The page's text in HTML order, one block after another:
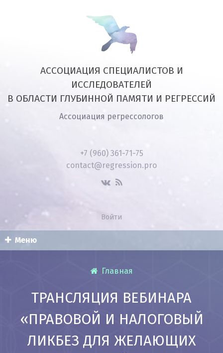
+7 (960) 361-71-75
contact@regression.pro
АССОЦИАЦИЯ СПЕЦИАЛИСТОВ И
ИССЛЕДОВАТЕЛЕЙ
В ОБЛАСТИ ГЛУБИННОЙ ПАМЯТИ И РЕГРЕССИЙ
Ассоциация регрессологов
Войти
Меню
Главная
ТРАНСЛЯЦИЯ ВЕБИНАРА
«ПРАВОВОЙ И НАЛОГОВЫЙ
ЛИКБЕЗ ДЛЯ ЖЕЛАЮЩИХ